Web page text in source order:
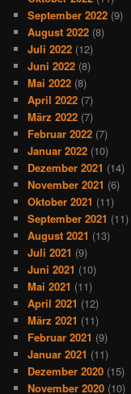
September 2022 (9)
August 2022 (8)
Juli 2022 (12)
Juni 2022 (8)
Mai 2022 (8)
April 2022 (7)
März 2022 (7)
Februar 2022 (7)
Januar 2022 (10)
Dezember 2021 (14)
November 2021 (6)
Oktober 2021 (11)
September 2021 (11)
August 2021 (13)
Juli 2021 (9)
Juni 2021 (10)
Mai 2021 (11)
April 2021 (12)
März 2021 (11)
Februar 2021 (9)
Januar 2021 (11)
Dezember 2020 (15)
November 2020 (10)